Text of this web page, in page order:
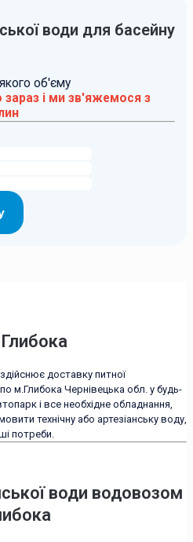
води для басейну
об'єму
зараз і ми зв'яжемося з
здійснює доставку питної
по м.Глибока Чернівецька обл. у будь-
і все необхідне обладнання,
технічну або артезіанську воду,
потреби.
води водовозом